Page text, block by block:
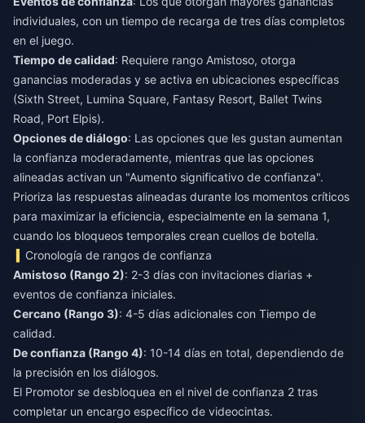
individuales, con un tiempo de recarga de tres días completos
en el juego.
Tiempo de calidad: Requiere rango Amistoso, otorga
ganancias moderadas y se activa en ubicaciones específicas
(Sixth Street, Lumina Square, Fantasy Resort, Ballet Twins
Road, Port Elpis).
Opciones de diálogo: Las opciones que les gustan aumentan
la confianza moderadamente, mientras que las opciones
alineadas activan un "Aumento significativo de confianza".
Prioriza las respuestas alineadas durante los momentos críticos
para maximizar la eficiencia, especialmente en la semana 1,
cuando los bloqueos temporales crean cuellos de botella.
Cronología de rangos de confianza
Amistoso (Rango 2): 2-3 días con invitaciones diarias +
eventos de confianza iniciales.
Cercano (Rango 3): 4-5 días adicionales con Tiempo de
calidad.
De confianza (Rango 4): 10-14 días en total, dependiendo de
la precisión en los diálogos.
El Promotor se desbloquea en el nivel de confianza 2 tras
completar un encargo específico de videocintas.